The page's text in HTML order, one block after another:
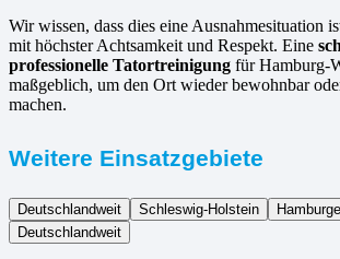
Wir wissen, dass dies eine Ausnahmesituation
mit höchster Achtsamkeit und Respekt. Eine
professionelle Tatortreinigung für Hamburg-
maßgeblich, um den Ort wieder bewohnbar
machen.
Weitere Einsatzgebiete
Deutschlandweit Schleswig-Holstein
Deutschlandweit